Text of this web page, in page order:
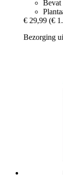
Bevat
€ 29,99 (€
Bezorging